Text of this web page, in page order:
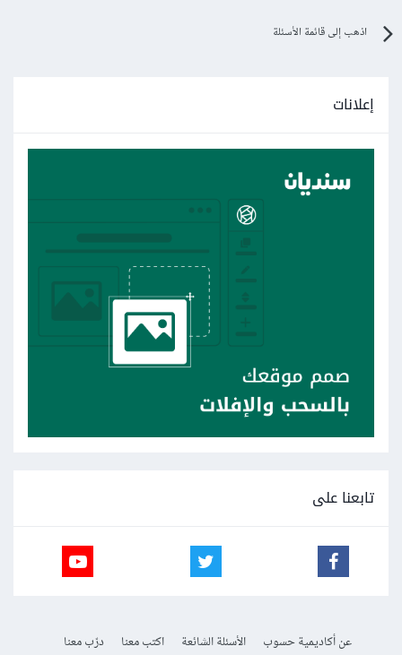
اذهب إلى قائمة الأسئلة
إعلانات
تابعنا على
عن أكاديمية حسوب الأسئلة الشائعة اكتب معنا
درّب معنا